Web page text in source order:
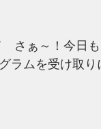
さぁ～！今日
ラムを受け取